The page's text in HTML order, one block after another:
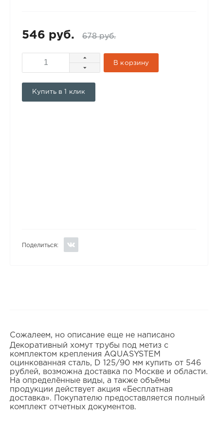
546 руб. 678 руб.
В корзину
Купить в 1 клик
Поделиться:
Сожалеем, но описание еще не написано
Декоративный хомут трубы под метиз с
комплектом крепления AQUASYSTEM
оцинкованная сталь, D 125/90 мм купить от 546
рублей, возможна доставка по Москве и области.
На определённые виды, а также объёмы
продукции действует акция «Бесплатная
доставка». Покупателю предоставляется полный
комплект отчетных документов.